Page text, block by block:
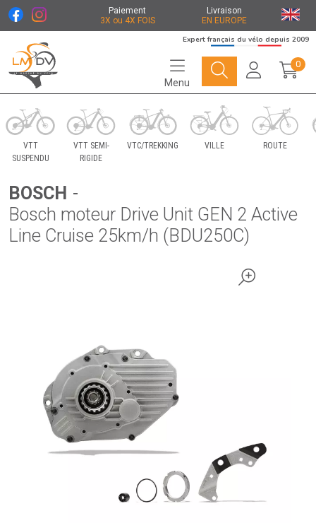
Paiement
3X ou 4X FOIS
Livraison
EN EUROPE
Le Marché du Vélo Votre distributeurs de vélo
Expert français du vélo depuis 2009
Menu
0
VTT
SUSPENDU
VTT SEMI-
RIGIDE
VTC/TREKKING VILLE ROUTE
BOSCH -
Bosch moteur Drive Unit GEN 2 Active
Line Cruise 25km/h (BDU250C)